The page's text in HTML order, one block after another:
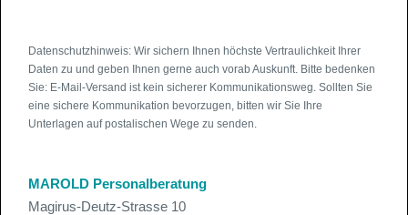
Datenschutzhinweis: Wir sichern Ihnen höchste Vertraulichkeit Ihrer
Daten zu und geben Ihnen gerne auch vorab Auskunft. Bitte bedenken
Sie: E-Mail-Versand ist kein sicherer Kommunikationsweg. Sollten Sie
eine sichere Kommunikation bevorzugen, bitten wir Sie Ihre
Unterlagen auf postalischen Wege zu senden.
MAROLD Personalberatung
Magirus-Deutz-Strasse 10